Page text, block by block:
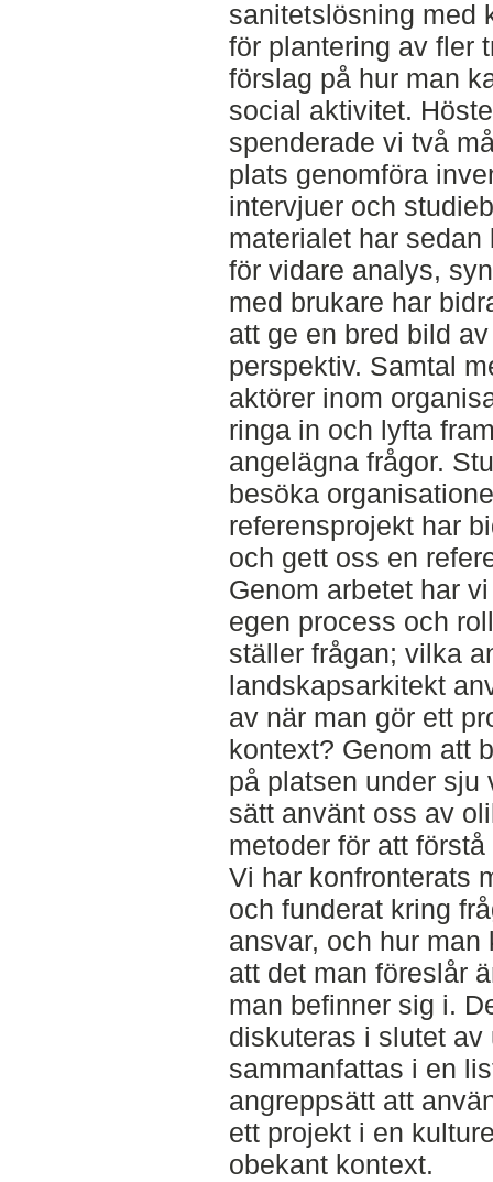
sanitetslösning med
för plantering av fler
förslag på hur man
social aktivitet.
spenderade vi två
plats genomföra
intervjuer och
materialet har sedan
för vidare analys,
med brukare har
att ge en bred bild
perspektiv. Samtal
aktörer inom
ringa in och lyfta
angelägna frågor.
besöka
referensprojekt har
och gett oss en
Genom arbetet har
egen process och
ställer frågan; vilka
landskapsarkitekt
av när man gör ett
kontext? Genom att
på platsen under sju
sätt använt oss av
metoder för att
Vi har konfronterats
och funderat kring
ansvar, och hur man
att det man föreslår
man befinner sig i.
diskuteras i slutet av
sammanfattas i en
angreppsätt att
ett projekt i en
obekant kontext.